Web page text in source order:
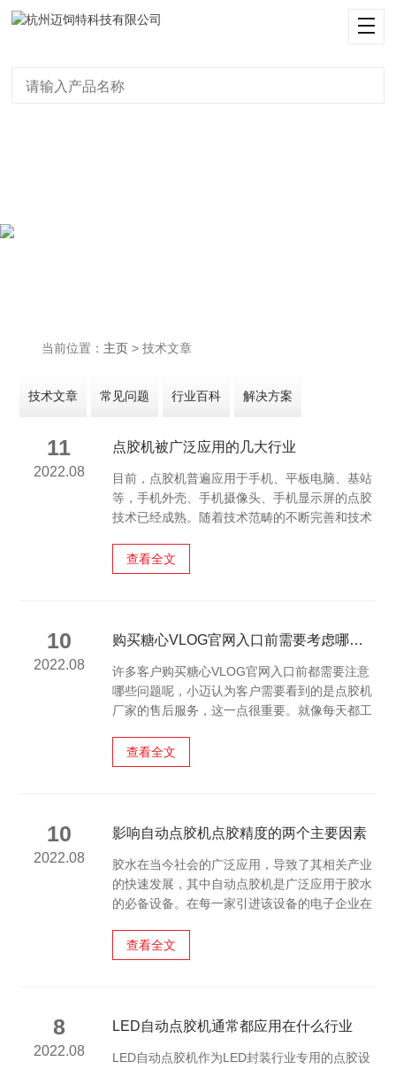
糖心APP官网,糖心VLOG官网入口,
当前位置： 主页 > 技术文章
技术文章 常见问题 行业百科 解决方案
11
2022.08
点胶机被广泛应用的几大行业
目前，点胶机普遍应用于手机、平板电脑、基站
等，手机外壳、手机摄像头、手机显示屏的点胶
技术已经成熟。随着技术范畴的不断完善和技术
的市场和领域。
查看全文
10
2022.08
购买糖心VLOG官网入口前需要考虑哪些问题
许多客户购买糖心VLOG官网入口前都需要注意
哪些问题呢，小迈认为客户需要看到的是点胶机
厂家的售后服务，这一点很重要。就像每天都工
的现象，任何机器都有这样一个折旧过程，都无
法去避免的，但制造商的日常维护和质量保证是
查看全文
10
2022.08
影响自动点胶机点胶精度的两个主要因素
胶水在当今社会的广泛应用，导致了其相关产业
的快速发展，其中自动点胶机是广泛应用于胶水
的必备设备。在每一家引进该设备的电子企业在
后期还得面临全自动点胶机的点胶精度的问题。
那么，什么因素会影响自动点胶机点胶的准确性
查看全文
8
2022.08
LED自动点胶机通常都应用在什么行业
LED自动点胶机作为LED封装行业专用的点胶设